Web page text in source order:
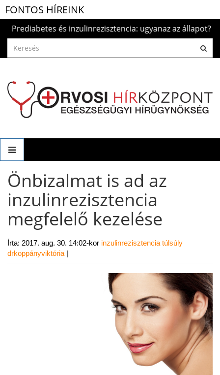
FONTOS HÍREINK
és inzulinrezisztencia: ugyanaz az állapot?
Önbizalmat is ad az
inzulinrezisztencia
megfelelő kezelése
Írta: 2017. aug. 30. 14:02-kor inzulinrezisztencia túlsúly
drkoppányviktória |